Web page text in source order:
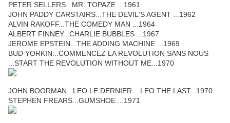
PETER SELLERS...MR. TOPAZE ...1961
JOHN PADDY CARSTAIRS...THE DEVIL'S AGENT ...1962
ALVIN RAKOFF...THE COMEDY MAN ...1964
ALBERT FINNEY...CHARLIE BUBBLES ...1967
JEROME EPSTEIN...THE ADDING MACHINE ...1969
BUD YORKIN...COMMENCEZ LA REVOLUTION SANS NOUS
...START THE REVOLUTION WITHOUT ME...1970
JOHN BOORMAN...LEO LE DERNIER ...LEO THE LAST...1970
STEPHEN FREARS...GUMSHOE ...1971